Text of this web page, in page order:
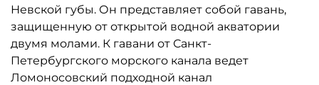
Невской губы. Он представляет собой гавань,
защищенную от открытой водной акватории
двумя молами. К гавани от Санкт-
Петербургского морского канала ведет
Ломоносовский подходной канал